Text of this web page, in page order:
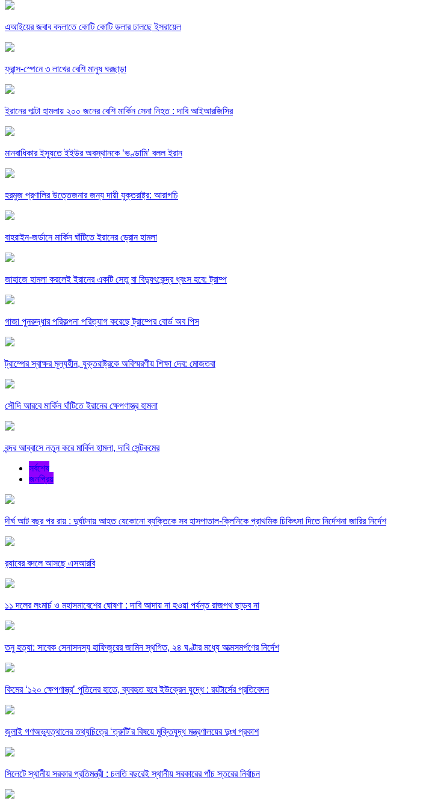
এআইয়ের জবাব বদলাতে কোটি কোটি ডলার ঢালছে ইসরায়েল
ফ্রান্স-স্পেনে ৩ লাখের বেশি মানুষ ঘরছাড়া
ইরানের পাল্টা হামলায় ২০০ জনের বেশি মার্কিন সেনা নিহত : দাবি আইআরজিসির
মানবাধিকার ইস্যুতে ইইউর অবস্থানকে ‘ভণ্ডামি’ বলল ইরান
হরমুজ প্রণালির উত্তেজনার জন্য দায়ী যুক্তরাষ্ট্র: আরাগচি
বাহরাইন-জর্ডানে মার্কিন ঘাঁটিতে ইরানের ড্রোন হামলা
জাহাজে হামলা করলেই ইরানের একটি সেতু বা বিদ্যুৎকেন্দ্র ধ্বংস হবে: ট্রাম্প
গাজা পুনরুদ্ধার পরিকল্পনা পরিত্যাগ করেছে ট্রাম্পের বোর্ড অব পিস
ট্রাম্পের স্বাক্ষর মূল্যহীন, যুক্তরাষ্ট্রকে অবিস্মরণীয় শিক্ষা দেব: মোজতবা
সৌদি আরবে মার্কিন ঘাঁটিতে ইরানের ক্ষেপণাস্ত্র হামলা
বন্দর আব্বাসে নতুন করে মার্কিন হামলা, দাবি সেন্টকমের
সর্বশেষ
জনপ্রিয়
দীর্ঘ আট বছর পর রায় : দুর্ঘটনায় আহত যেকোনো ব্যক্তিকে সব হাসপাতাল-ক্লিনিকে প্রাথমিক চিকিৎসা দিতে নির্দেশনা জারির নির্দেশ
র‍্যাবের বদলে আসছে এসআরবি
১১ দলের লংমার্চ ও মহাসমাবেশের ঘোষণা : দাবি আদায় না হওয়া পর্যন্ত রাজপথ ছাড়ব না
তনু হত্যা: সাবেক সেনাসদস্য হাফিজুরের জামিন স্থগিত, ২৪ ঘণ্টার মধ্যে আত্মসমর্পণের নির্দেশ
কিমের ‘১২০ ক্ষেপণাস্ত্র’ পুতিনের হাতে, ব্যবহৃত হবে ইউক্রেন যুদ্ধে : রয়টার্সের প্রতিবেদন
জুলাই গণঅভ্যুত্থানের তথ্যচিত্রে ‘ত্রুটি’র বিষয়ে মুক্তিযুদ্ধ মন্ত্রণালয়ের দুঃখ প্রকাশ
সিলেটে স্থানীয় সরকার প্রতিমন্ত্রী : চলতি বছরেই স্থানীয় সরকারের পাঁচ স্তরের নির্বাচন